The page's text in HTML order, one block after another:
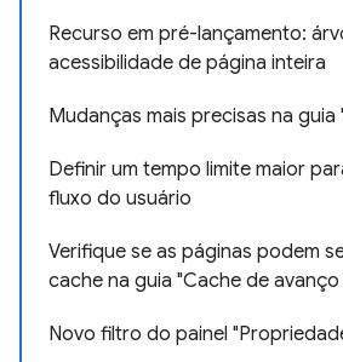
Recurso em pré-lançamento:
acessibilidade de página inteira
Mudanças mais precisas na guia
Definir um tempo limite maior
fluxo do usuário
Verifique se as páginas podem
cache na guia "Cache de
Novo filtro do painel